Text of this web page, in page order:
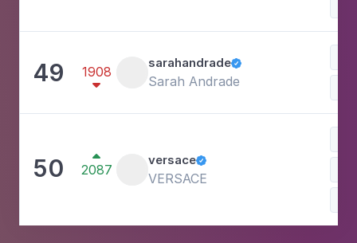
49 1908

sarahandrade
Sarah Andrade
50 
2087
versace
VERSACE